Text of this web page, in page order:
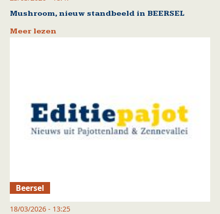
Mushroom, nieuw standbeeld in BEERSEL
Meer lezen
Beersel
18/03/2026 - 13:25